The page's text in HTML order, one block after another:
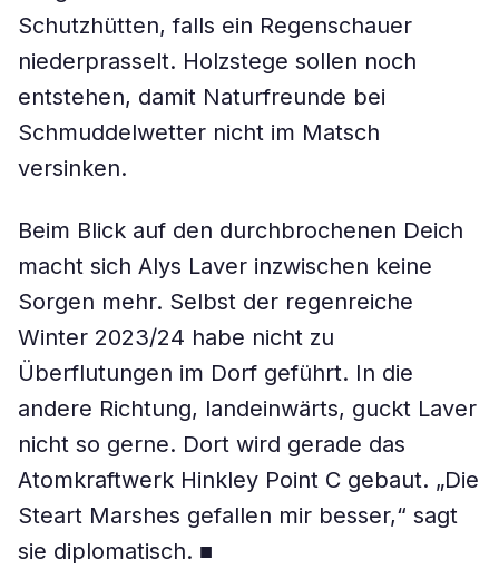
Schutzhütten, falls ein Regenschauer
niederprasselt. Holzstege sollen noch
entstehen, damit Naturfreunde bei
Schmuddelwetter nicht im Matsch
versinken.
Beim Blick auf den durchbrochenen Deich
macht sich Alys Laver inzwischen keine
Sorgen mehr. Selbst der regenreiche
Winter 2023/24 habe nicht zu
Überflutungen im Dorf geführt. In die
andere Richtung, landeinwärts, guckt Laver
nicht so gerne. Dort wird gerade das
Atomkraftwerk Hinkley Point C gebaut. „Die
Steart Marshes gefallen mir besser,“ sagt
sie diplomatisch. ■